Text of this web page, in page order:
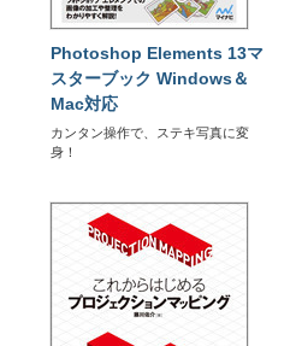
Photoshop Elements 13マ
スターブック Windows＆
Mac対応
カンタン操作で、ステキ写真に変
身！